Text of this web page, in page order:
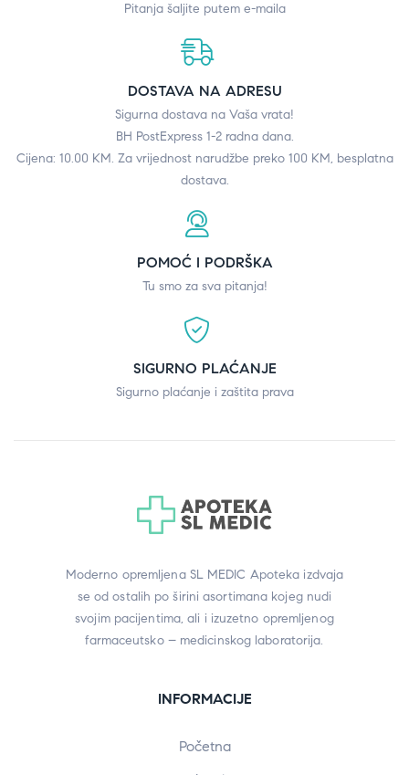
Pitanja šaljite putem e-maila
DOSTAVA NA ADRESU
Sigurna dostava na Vaša vrata!
BH PostExpress 1-2 radna dana.
Cijena: 10.00 KM. Za vrijednost narudžbe preko 100 KM, besplatna
dostava.
POMOĆ I PODRŠKA
Tu smo za sva pitanja!
SIGURNO PLAĆANJE
Sigurno plaćanje i zaštita prava
Moderno opremljena SL MEDIC Apoteka izdvaja
se od ostalih po širini asortimana kojeg nudi
svojim pacijentima, ali i izuzetno opremljenog
farmaceutsko – medicinskog laboratorija.
INFORMACIJE
Početna